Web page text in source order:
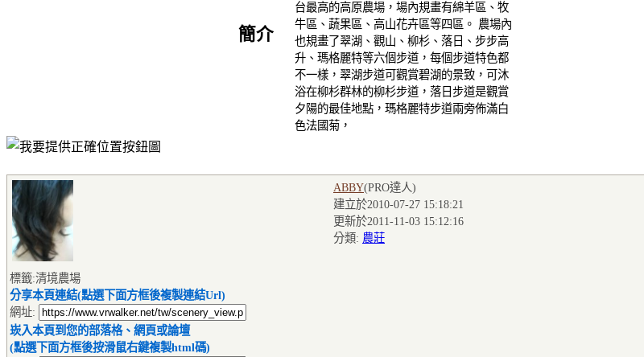
簡介
台最高的高原農場，場內規畫有綿羊區、牧
牛區、蔬果區、高山花卉區等四區。 農場內
也規畫了翠湖、觀山、柳杉、落日、步步高
升、瑪格麗特等六個步道，每個步道特色都
不一樣，翠湖步道可觀賞碧湖的景致，可沐
浴在柳杉群林的柳杉步道，落日步道是觀賞
夕陽的最佳地點，瑪格麗特步道兩旁佈滿白
色法國菊，
ABBY(PRO達人)
建立於2010-07-27 15:18:21
更新於2011-11-03 15:12:16
分類: 農莊
標籤:清境農場
分享本頁連結(點選下面方框後複製連結Url)
網址:
崁入本頁到您的部落格、網頁或論壇
(點選下面方框後按滑鼠右鍵複製html碼)